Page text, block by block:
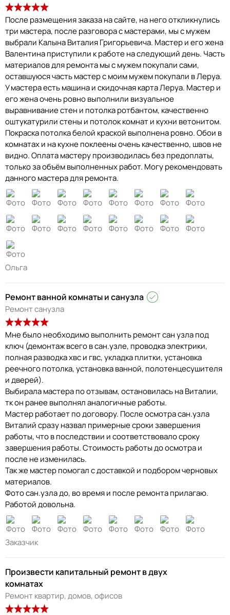
После размещения заказа на сайте, на него откликнулись
три мастера, после разговора с мастерами, мы с мужем
выбрали Калына Виталия Григорьевича. Мастер и его жена
Валентина приступили к работе на следующий день. Часть
материалов для ремонта мы с мужем покупали сами,
оставшуюся часть мастер с моим мужем покупали в Леруа.
У мастера есть машина и скидочная карта Леруа. Мастер и
его жена очень ровно выполнили визуальное
выравнивание стен и потолка ротбантом, качественно
оштукатурили стены и потолок комнат и кухни ветонитом.
Покраска потолка белой краской выполнена ровно. Обои в
комнатах и на кухне поклеены очень качественно, швов не
видно. Оплата мастеру производилась без предоплаты,
только за объём выполненных работ. Могу рекомендовать
данного мастера для ремонта.
Ольга
Ремонт ванной комнаты и санузла
Ремонт санузла
Мне было необходимо выполнить ремонт сан узла под
ключ (демонтаж всего в сан.узле, проводка электрики,
полная разводка хвс и гвс, укладка плитки, установка
реечного потолка, установка ванной, полотенцесушителя
и дверей).
Выбирала мастера по отзывам, остановилась на Виталии,
тк он ранее выполнял аналогичные работы.
Мастер работает по договору. После осмотра сан.узла
Виталий сразу назвал примерные сроки завершения
работы, что в последствии и соответствовало сроку
завершения работы. Стоимость работы до осмотра и
после не изменилась.
Так же мастер помогал с доставкой и подбором черновых
материалов.
Фото сан.узла до, во время и после ремонта прилагаю.
Работой довольна.
Заказчик
Произвести капитальный ремонт в двух
комнатах
Ремонт квартир, домов, офисов